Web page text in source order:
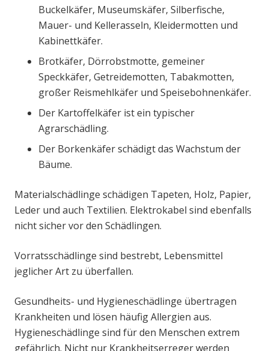
Buckelkäfer, Museumskäfer, Silberfische,
Mauer- und Kellerasseln, Kleidermotten und
Kabinettkäfer.
Brotkäfer, Dörrobstmotte, gemeiner
Speckkäfer, Getreidemotten, Tabakmotten,
großer Reismehlkäfer und Speisebohnenkäfer.
Der Kartoffelkäfer ist ein typischer
Agrarschädling.
Der Borkenkäfer schädigt das Wachstum der
Bäume.
Materialschädlinge schädigen Tapeten, Holz, Papier,
Leder und auch Textilien. Elektrokabel sind ebenfalls
nicht sicher vor den Schädlingen.
Vorratsschädlinge sind bestrebt, Lebensmittel
jeglicher Art zu überfallen.
Gesundheits- und Hygieneschädlinge übertragen
Krankheiten und lösen häufig Allergien aus.
Hygieneschädlinge sind für den Menschen extrem
gefährlich. Nicht nur Krankheitserreger werden